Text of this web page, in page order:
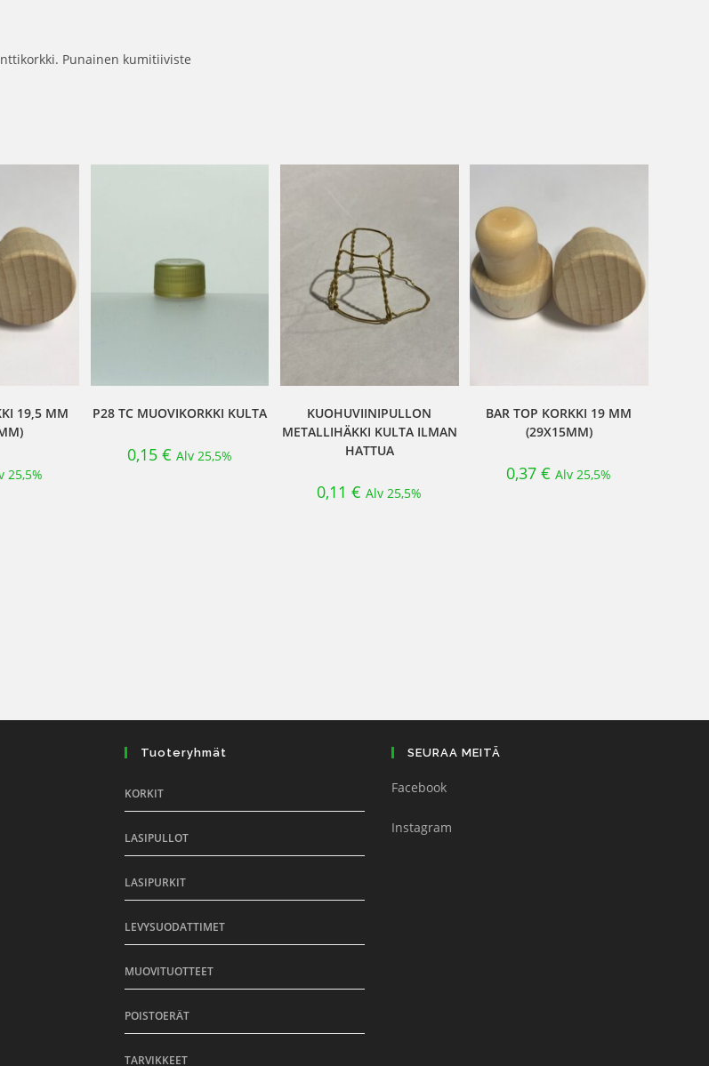
Punainen kumitiiviste
19,5 MM
25,5%
P28 TC MUOVIKORKKI KULTA
0,15 € Alv 25,5%
KUOHUVIINIPULLON
METALLIHÄKKI KULTA ILMAN
HATTUA
0,11€ Alv 25,5%
BAR TOP KORKKI 19 MM
(29X15MM)
0,37€ Alv 25,5%
Tuoteryhmät
KORKIT
LASIPULLOT
LASIPURKIT
LEVYSUODATTIMET
MUOVITUOTTEET
POISTOERÄT
TARVIKKEET
SEURAA MEITÄ
Facebook
Instagram